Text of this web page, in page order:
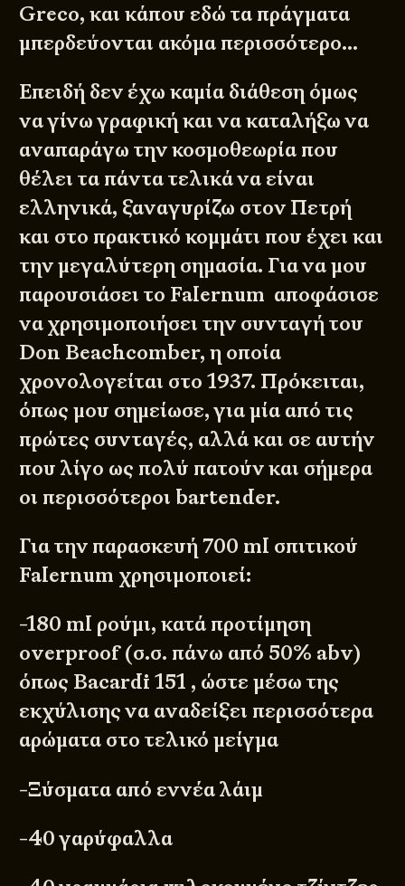
Greco, και κάπου εδώ τα πράγματα
μπερδεύονται ακόμα περισσότερο…
Επειδή δεν έχω καμία διάθεση όμως
να γίνω γραφική και να καταλήξω να
αναπαράγω την κοσμοθεωρία που
θέλει τα πάντα τελικά να είναι
ελληνικά, ξαναγυρίζω στον Πετρή
και στο πρακτικό κομμάτι που έχει και
την μεγαλύτερη σημασία. Για να μου
παρουσιάσει το Falernum αποφάσισε
να χρησιμοποιήσει την συνταγή του
Don Beachcomber, η οποία
χρονολογείται στο 1937. Πρόκειται,
όπως μου σημείωσε, για μία από τις
πρώτες συνταγές, αλλά και σε αυτήν
που λίγο ως πολύ πατούν και σήμερα
οι περισσότεροι bartender.
Για την παρασκευή 700 ml σπιτικού
Falernum χρησιμοποιεί:
-180 ml ρούμι, κατά προτίμηση
overproof (σ.σ. πάνω από 50% abv)
όπως Bacardi 151 , ώστε μέσω της
εκχύλισης να αναδείξει περισσότερα
αρώματα στο τελικό μείγμα
-Ξύσματα από εννέα λάιμ
-40 γαρύφαλλα